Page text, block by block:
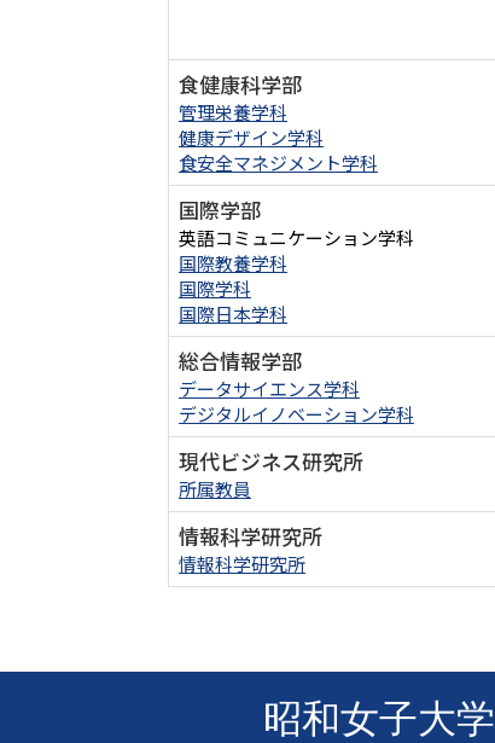
食健康科学部
管理栄養学科
健康デザイン学科
食安全マネジメント学科
国際学部
英語コミュニケーション学科
国際教養学科
国際学科
国際日本学科
総合情報学部
データサイエンス学科
デジタルイノベーション学科
現代ビジネス研究所
所属教員
情報科学研究所
情報科学研究所
昭和女子大学